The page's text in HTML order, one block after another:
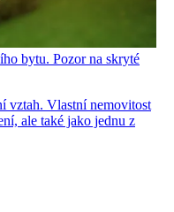
bytu. Pozor na skryté
vztah. Vlastní nemovitost
ale také jako jednu z